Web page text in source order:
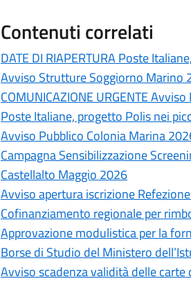
Contenuti correlati
DATE DI RIAPERTURA Poste
Avviso Strutture Soggiorno Marino
COMUNICAZIONE URGENTE
Poste Italiane, progetto Polis nei
Avviso Pubblico Colonia Marina
Campagna Sensibilizzazione
Castellalto Maggio 2026
Avviso apertura iscrizione
Cofinanziamento regionale per
Approvazione modulistica per la
Borse di Studio del Ministero
Avviso scadenza validità delle carte